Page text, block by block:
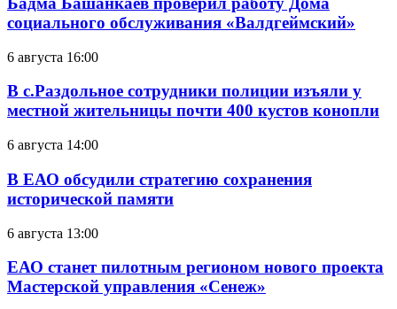
социального обслуживания «Валдгеймский»
6 августа 16:00
В с.Раздольное сотрудники полиции изъяли у
местной жительницы почти 400 кустов конопли
6 августа 14:00
В ЕАО обсудили стратегию сохранения
исторической памяти
6 августа 13:00
ЕАО станет пилотным регионом нового проекта
Мастерской управления «Сенеж»